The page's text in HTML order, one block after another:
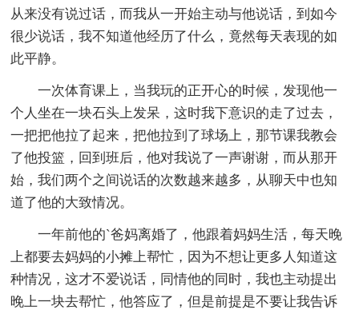
从来没有说过话，而我从一开始主动与他说话，到如今
很少说话，我不知道他经历了什么，竟然每天表现的如
此平静。
一次体育课上，当我玩的正开心的时候，发现他一
个人坐在一块石头上发呆，这时我下意识的走了过去，
一把把他拉了起来，把他拉到了球场上，那节课我教会
了他投篮，回到班后，他对我说了一声谢谢，而从那开
始，我们两个之间说话的次数越来越多，从聊天中也知
道了他的大致情况。
一年前他的`爸妈离婚了，他跟着妈妈生活，每天晚
上都要去妈妈的小摊上帮忙，因为不想让更多人知道这
种情况，这才不爱说话，同情他的同时，我也主动提出
晚上一块去帮忙，他答应了，但是前提是不要让我告诉